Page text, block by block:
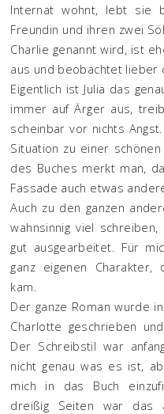
Internat wohnt, lebt sie
Freundin und ihren zwei
Charlie genannt wird, ist
aus und beobachtet lieber
Eigentlich ist Julia das
immer auf Ärger aus,
scheinbar vor nichts
Situation zu einer
des Buches merkt man,
Fassade auch etwas
Auch zu den ganzen
wahnsinnig viel
gut ausgearbeitet. Für
ganz eigenen
kam.
Der ganze Roman wurde
Charlotte geschrieben
Der Schreibstil war
nicht genau was es ist,
mich in das Buch
dreißig Seiten war das